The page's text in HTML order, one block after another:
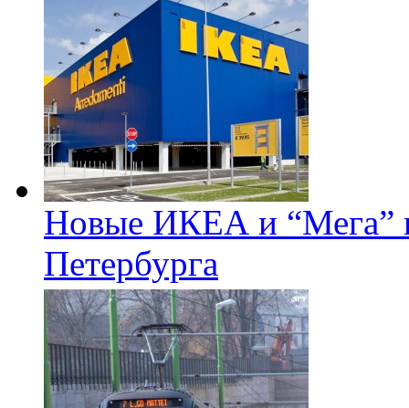
Новые ИКЕА и “Мега”
Петербурга